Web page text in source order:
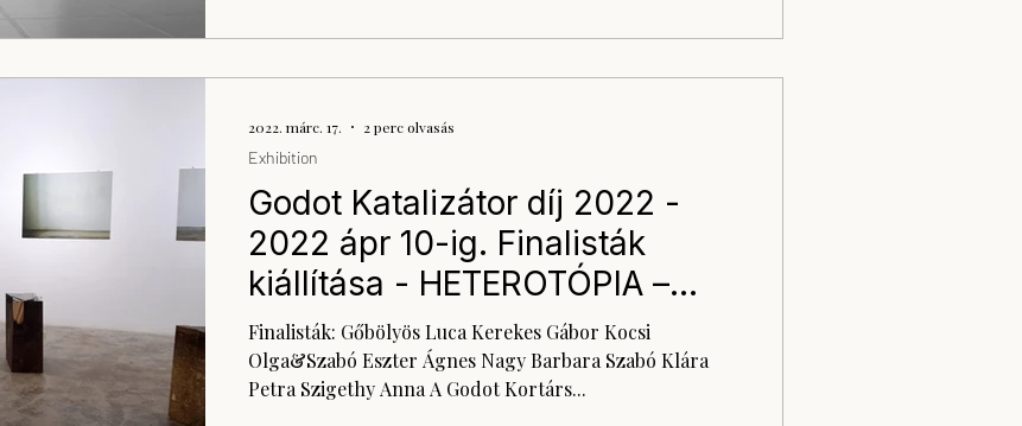
Godot Katalizátor díj 2022 -
2022 ápr 10-ig. Finalisták
kiállítása - HETEROTÓPIA –
minőségi tér
Finalisták: Gőbölyös Luca Kerekes Gábor Kocsi
Olga&Szabó Eszter Ágnes Nagy Barbara Szabó Klára
Petra Szigethy Anna A Godot Kortárs...
Exhibition
2022. márc. 17. 2 perc olvasás